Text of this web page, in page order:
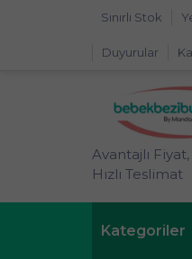
Sınırlı Stok
Duyurular
Avantajlı
Hızlı Teslimat
Kategoriler